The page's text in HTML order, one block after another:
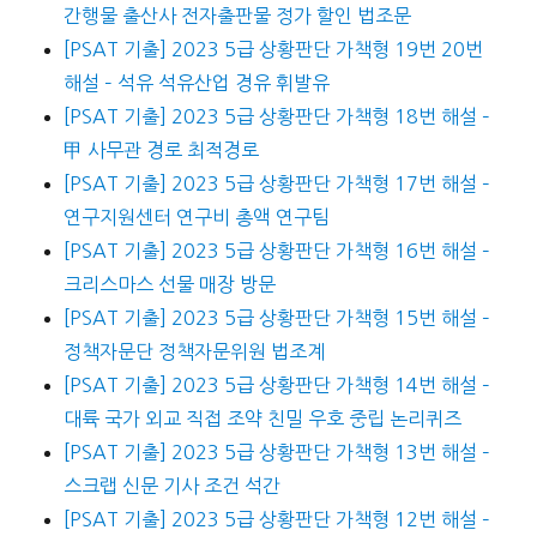
간행물 출산사 전자출판물 정가 할인 법조문
[PSAT 기출] 2023 5급 상황판단 가책형 19번 20번
해설 – 석유 석유산업 경유 휘발유
[PSAT 기출] 2023 5급 상황판단 가책형 18번 해설 –
甲 사무관 경로 최적경로
[PSAT 기출] 2023 5급 상황판단 가책형 17번 해설 –
연구지원센터 연구비 총액 연구팀
[PSAT 기출] 2023 5급 상황판단 가책형 16번 해설 –
크리스마스 선물 매장 방문
[PSAT 기출] 2023 5급 상황판단 가책형 15번 해설 –
정책자문단 정책자문위원 법조계
[PSAT 기출] 2023 5급 상황판단 가책형 14번 해설 –
대륙 국가 외교 직접 조약 친밀 우호 중립 논리퀴즈
[PSAT 기출] 2023 5급 상황판단 가책형 13번 해설 –
스크랩 신문 기사 조건 석간
[PSAT 기출] 2023 5급 상황판단 가책형 12번 해설 –